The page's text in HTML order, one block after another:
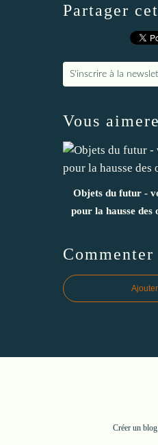
Partager
S'inscrire à la
Vous
Objets du futur -
pour la hausse des
Créer un